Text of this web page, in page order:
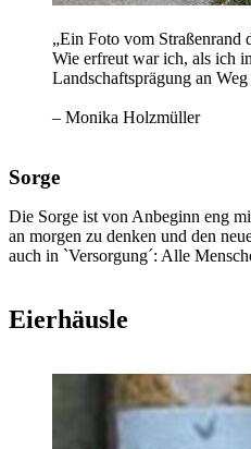
„Ein Foto vom Straßenrand
Wie erfreut war ich, als ich
Landschaftsprägung an
– Monika Holzmüller
Sorge
Die Sorge ist von Anbeginn eng
an morgen zu denken und den
auch in `Versorgung´: Alle
Eierhäusle